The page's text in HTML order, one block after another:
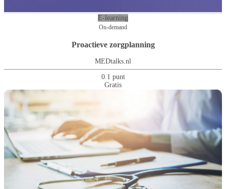
E-learning
On-demand
Proactieve zorgplanning
MEDtalks.nl
0.1 punt
Gratis